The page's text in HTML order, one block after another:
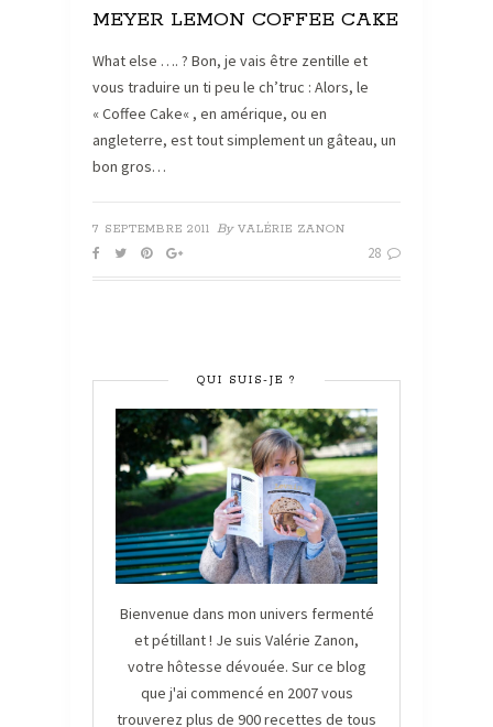
MEYER LEMON COFFEE CAKE
What else …. ? Bon, je vais être zentille et
vous traduire un ti peu le ch’truc : Alors, le
« Coffee Cake« , en amérique, ou en
angleterre, est tout simplement un gâteau, un
bon gros…
7 SEPTEMBRE 2011 By VALÉRIE ZANON
28
QUI SUIS-JE ?
Bienvenue dans mon univers fermenté
et pétillant ! Je suis Valérie Zanon,
votre hôtesse dévouée. Sur ce blog
que j'ai commencé en 2007 vous
trouverez plus de 900 recettes de tous